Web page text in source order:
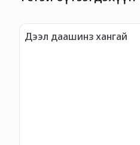
Дээл даашинз хангай